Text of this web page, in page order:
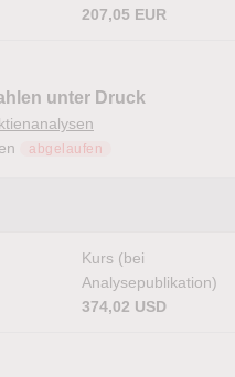
207,05 EUR
unter Druck
abgelaufen
Kurs (bei
Analysepublikation)
374,02 USD